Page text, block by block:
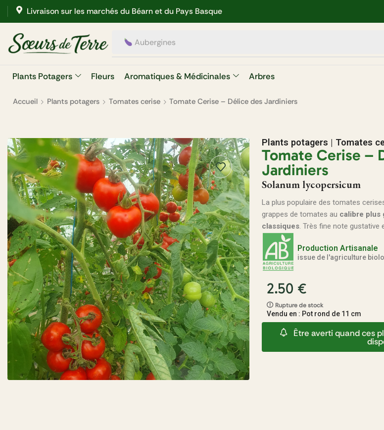
Livraison sur les marchés du Béarn et du Pays Basque
Aubergines
Plants Potagers Fleurs Aromatiques & Médicinales Arbres
Accueil Plants potagers Tomates cerise Tomate Cerise – Délice des Jardiniers
Plants potagers | Tomates
Tomate Cerise –
Jardiniers
Solanum lycopersicum
La plus populaire des tomates
grappes de tomates au calibre plus
classiques. Très fine note gustative
Production Artisanale
issue de l'agriculture
2.50 €
Rupture de stock
Vendu en : Pot rond de 11 cm
Être averti quand ces